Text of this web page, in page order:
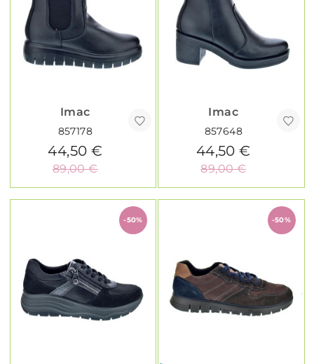
Imac
857178
44,50 €
89,00 €
Imac
857648
44,50 €
89,00 €
-50% -50%